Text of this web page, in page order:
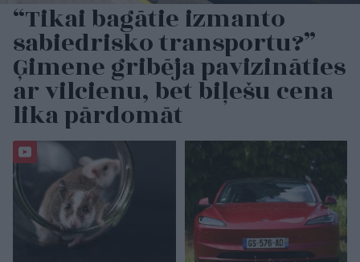
“Tikai bagātie izmanto
sabiedrisko transportu?”
Ģimene gribēja pavizināties
ar vilcienu, bet biļešu cena
lika pārdomāt